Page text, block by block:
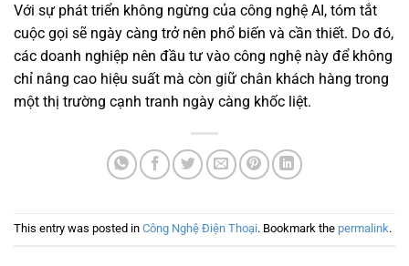
Với sự phát triển không ngừng của công nghệ AI, tóm tắt
cuộc gọi sẽ ngày càng trở nên phổ biến và cần thiết. Do đó,
các doanh nghiệp nên đầu tư vào công nghệ này để không
chỉ nâng cao hiệu suất mà còn giữ chân khách hàng trong
một thị trường cạnh tranh ngày càng khốc liệt.
This entry was posted in Công Nghệ Điện Thoại. Bookmark the permalink.